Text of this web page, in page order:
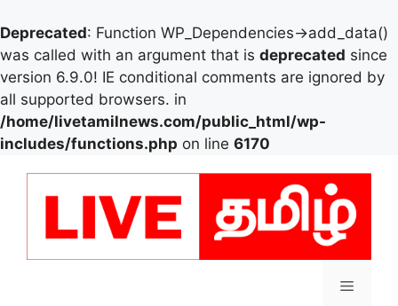
Deprecated: Function WP_Dependencies->add_data()
was called with an argument that is deprecated since
version 6.9.0! IE conditional comments are ignored by
all supported browsers. in
/home/livetamilnews.com/public_html/wp-
includes/functions.php on line 6170
Menu